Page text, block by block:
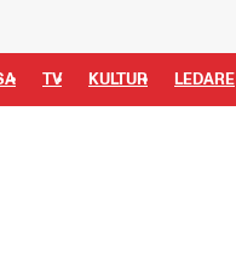
TV KULTUR LEDARE